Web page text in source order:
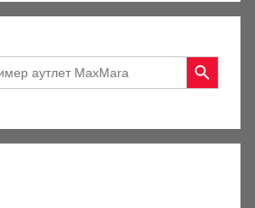
Search Button